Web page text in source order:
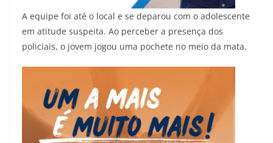
A equipe foi até o local e se deparou com o adolescente
em atitude suspeita. Ao perceber a presença dos
policiais, o jovem jogou uma pochete no meio da mata.